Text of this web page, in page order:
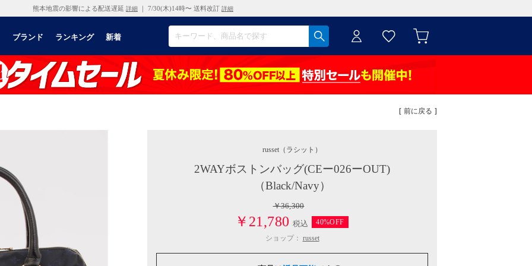
熊本地震の影響による配送遅延 詳細 ｜ 7/30(木)14時〜 送料改訂 詳細
ブランド ランキング 新着
[ 前に戻る ]
russet （ラシット）
2WAYボストンバッグ(CEー026ーOUT)
（Black/Navy）
￥36,300
￥21,780 税込
40%OFF
ショップ： russet